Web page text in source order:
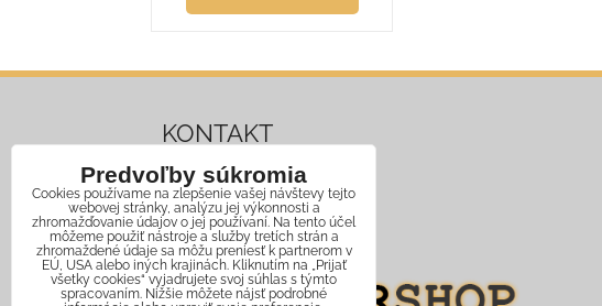
KONTAKT
Mobil: +421 911 466 006
Email: info@jagershop.sk
Predvoľby súkromia
Cookies používame na zlepšenie vašej návštevy tejto
webovej stránky, analýzu jej výkonnosti a
zhromažďovanie údajov o jej používaní. Na tento účel
môžeme použiť nástroje a služby tretích strán a
zhromaždené údaje sa môžu preniesť k partnerom v
EÚ, USA alebo iných krajinách. Kliknutím na „Prijať
všetky cookies“ vyjadrujete svoj súhlas s týmto
spracovaním. Nižšie môžete nájsť podrobné